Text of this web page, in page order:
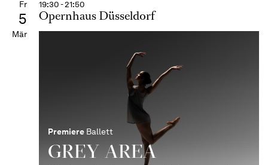
Fr
5
Mär
19:30 - 21:50
Opernhaus Düsseldorf
Premiere Ballett
GREY AREA